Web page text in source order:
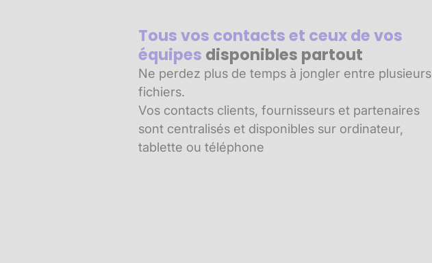
Tous vos contacts et ceux de vos
équipes disponibles partout
Ne perdez plus de temps à jongler entre plusieurs
fichiers.
Vos contacts clients, fournisseurs et partenaires
sont centralisés et disponibles sur ordinateur,
tablette ou téléphone